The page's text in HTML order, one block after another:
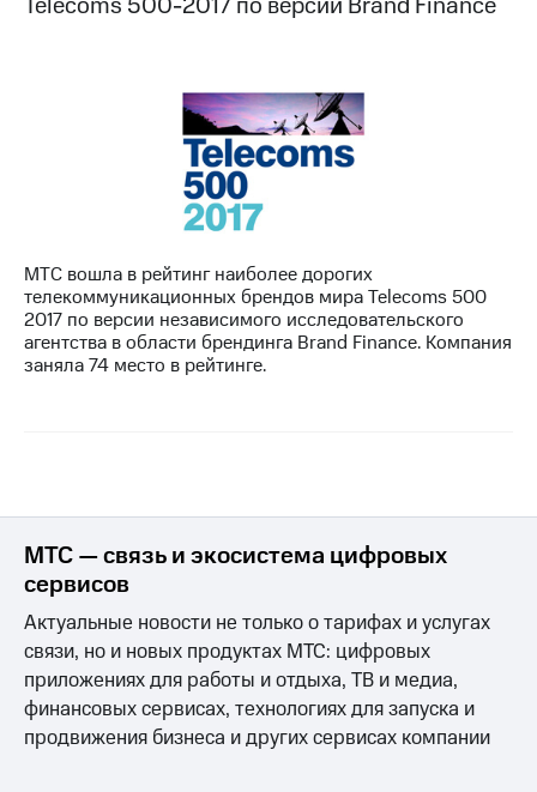
МТС вошла в рейтинг наиболее дорогих
телекоммуникационных брендов мира Telecoms 500
2017 по версии независимого исследовательского
агентства в области брендинга Brand Finance. Компания
заняла 74 место в рейтинге.
МТС — связь и экосистема цифровых
сервисов
Актуальные новости не только о тарифах и услугах
связи, но и новых продуктах МТС: цифровых
приложениях для работы и отдыха, ТВ и медиа,
финансовых сервисах, технологиях для запуска и
продвижения бизнеса и других сервисах компании